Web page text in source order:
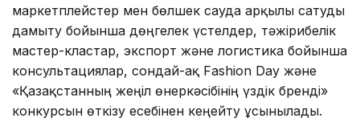
маркетплейстер мен бөлшек сауда арқылы сатуды
дамыту бойынша дөңгелек үстелдер, тәжірибелік
мастер-кластар, экспорт және логистика бойынша
консультациялар, сондай-ақ Fashion Day және
«Қазақстанның жеңіл өнеркәсібінің үздік бренді»
конкурсын өткізу есебінен кеңейту ұсынылады.